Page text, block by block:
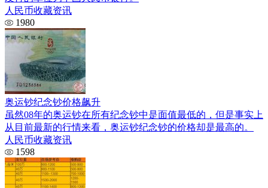
人民币收藏资讯
1980
奥运钞纪念钞价格飙升
虽然08年的奥运钞在所有纪念钞中是面值最低的，但是事实上
从目前最新的行情来看，奥运钞纪念钞的价格却是最高的。
人民币收藏资讯
1598